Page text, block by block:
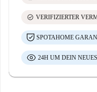
check_circle VERIFIZIERTER
SPOTAHOME
24H UM DEIN